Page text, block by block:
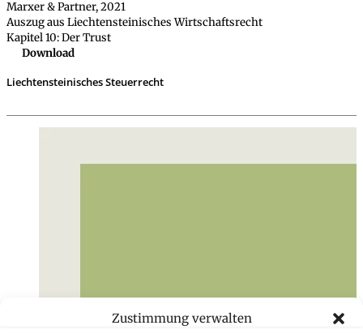
Zustimmung verwalten
Marxer & Partner, 2021
Auszug aus Liechtensteinisches Wirtschaftsrecht
Kapitel 10: Der Trust
Download
Liechtensteinisches Steuerrecht